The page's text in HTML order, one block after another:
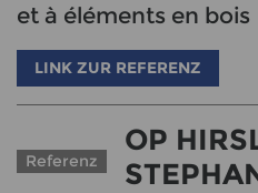
et à éléments en bois
LINK ZUR REFERENZ
Referenz
OP